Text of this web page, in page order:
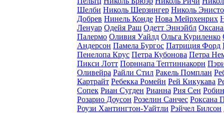
Шелби Николь Шерзингер Николь
Добрев Нинель Конде Нова Мейрхенрих
Ленуар Одейя Раш Одетт Эннэйбл
Палермо Оливия Уайлд Ольга Куриленко
Андерсон Памела Бургос Патриция Форд
Пенелопа Крус Петра Кубонова Петра
Пикси Лотт Порннапа Тептиннакорн
Оливейра Райли Стил Ракель Помплан
Картрайт Ребекка Ромейн Рей Кикукава
Сопек Риан Сугден Рианна Рия Сен
Розарио Доусон Розелин Санчес Роксана
Роузи Хантингтон-Уайтли Рэйчел Билсон